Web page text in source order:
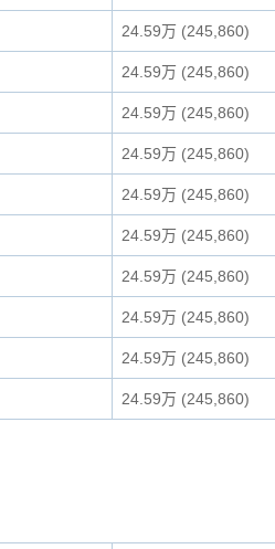
24.59万 (245,860)
24.59万 (245,860)
24.59万 (245,860)
24.59万 (245,860)
24.59万 (245,860)
24.59万 (245,860)
24.59万 (245,860)
24.59万 (245,860)
24.59万 (245,860)
24.59万 (245,860)